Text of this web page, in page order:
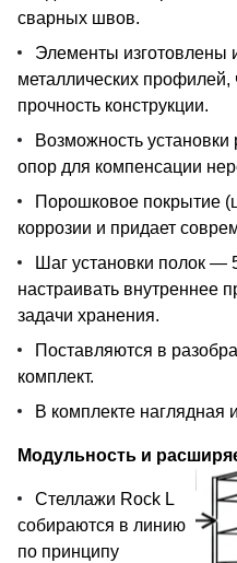
сварных швов.
Элементы изготовлены
металлических профилей,
прочность конструкции.
Возможность
опор для компенсации
Порошковое покрытие
коррозии и придает
Шаг установки полок —
настраивать внутреннее
задачи хранения.
Поставляются в
комплект.
В комплекте наглядная
Модульность и
Стеллажи Rock L
собираются в линию
по принципу